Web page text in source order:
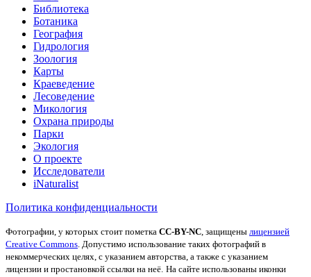
Библиотека
Ботаника
География
Гидрология
Зоология
Карты
Краеведение
Лесоведение
Микология
Охрана природы
Парки
Экология
О проекте
Исследователи
iNaturalist
Политика конфиденциальности
Фотографии, у которых стоит пометка CC-BY-NC , защищены лицензией
Creative Commons . Допустимо использование таких фотографий в
некоммерческих целях, с указанием авторства, а также с указанием
лицензии и простановкой ссылки на неё. На сайте использованы иконки